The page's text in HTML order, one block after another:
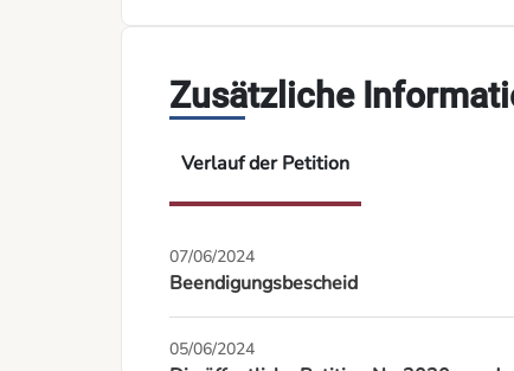
Zusätzliche
Verlauf der Petition
07/06/2024
Beendigungsbescheid
05/06/2024